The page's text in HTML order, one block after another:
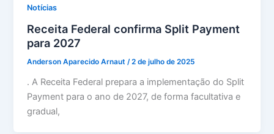
Notícias
Receita Federal confirma Split Payment
para 2027
Anderson Aparecido Arnaut/2 de julho de 2025
. A Receita Federal prepara a implementação do Split
Payment para o ano de 2027, de forma facultativa e
gradual,